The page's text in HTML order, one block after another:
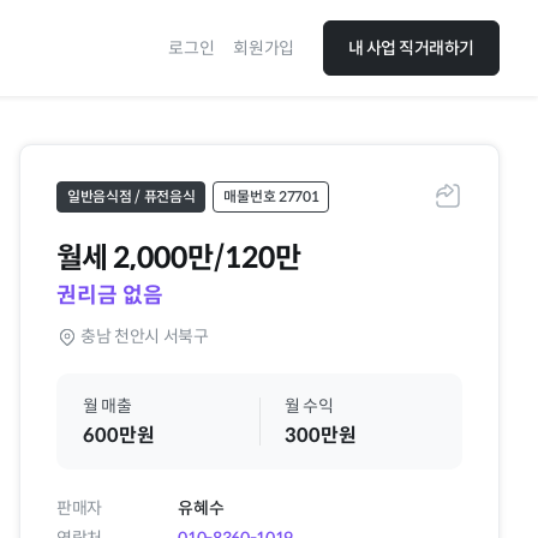
로그인 회원가입 내 사업 직거래하기
공유하기
일반음식점 / 퓨전음식 매물번호 27701
월세 2,000만/120만
권리금 없음
충남 천안시 서북구
월 매출
600만원
월 수익
300만원
판매자
유혜수